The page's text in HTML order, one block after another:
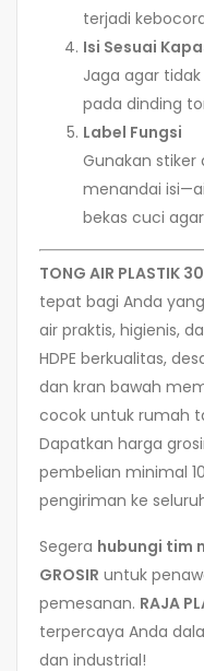
terjadi
Isi Sesuai
Jaga agar
pada dinding
Label Fungsi
Gunakan
menandai
bekas cuci
TONG AIR PLASTIK
tepat bagi Anda
air praktis, higienis,
HDPE berkualitas,
dan kran bawah
cocok untuk rumah
Dapatkan harga
pembelian minimal
pengiriman ke
Segera hubungi tim
GROSIR untuk
pemesanan. RAJA
terpercaya Anda
dan industrial!